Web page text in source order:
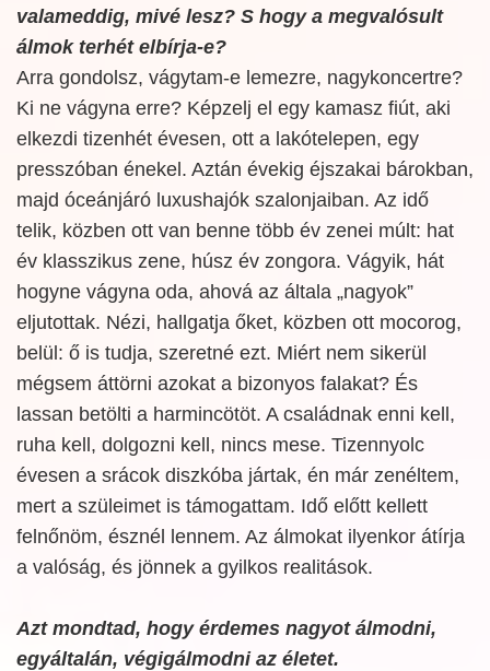
valameddig, mivé lesz? S hogy a megvalósult
álmok terhét elbírja-e?
Arra gondolsz, vágytam-e lemezre, nagykoncertre?
Ki ne vágyna erre? Képzelj el egy kamasz fiút, aki
elkezdi tizenhét évesen, ott a lakótelepen, egy
presszóban énekel. Aztán évekig éjszakai bárokban,
majd óceánjáró luxushajók szalonjaiban. Az idő
telik, közben ott van benne több év zenei múlt: hat
év klasszikus zene, húsz év zongora. Vágyik, hát
hogyne vágyna oda, ahová az általa „nagyok”
eljutottak. Nézi, hallgatja őket, közben ott mocorog,
belül: ő is tudja, szeretné ezt. Miért nem sikerül
mégsem áttörni azokat a bizonyos falakat? És
lassan betölti a harmincötöt. A családnak enni kell,
ruha kell, dolgozni kell, nincs mese. Tizennyolc
évesen a srácok diszkóba jártak, én már zenéltem,
mert a szüleimet is támogattam. Idő előtt kellett
felnőnöm, észnél lennem. Az álmokat ilyenkor átírja
a valóság, és jönnek a gyilkos realitások.
Azt mondtad, hogy érdemes nagyot álmodni,
egyáltalán, végigálmodni az életet.